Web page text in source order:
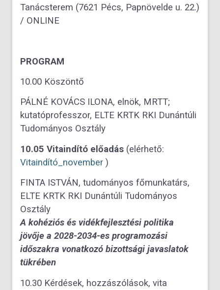
Tanácsterem (7621 Pécs, Papnövelde u. 22.)
/ ONLINE
PROGRAM
10.00 Köszöntő
PÁLNÉ KOVÁCS ILONA, elnök, MRTT;
kutatóprofesszor, ELTE KRTK RKI Dunántúli
Tudományos Osztály
10.05 Vitaindító előadás (elérhető:
Vitaindító_november )
FINTA ISTVÁN, tudományos főmunkatárs,
ELTE KRTK RKI Dunántúli Tudományos
Osztály
A kohéziós és vidékfejlesztési politika
jövője a 2028-2034-es programozási
időszakra vonatkozó bizottsági javaslatok
tükrében
10.30 Kérdések, hozzászólások, vita